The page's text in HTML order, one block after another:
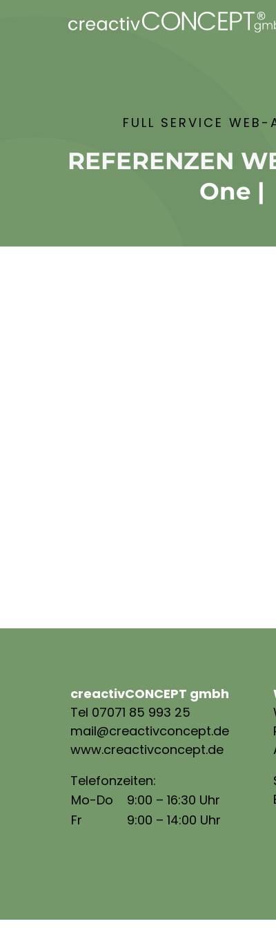
FULL SERVICE WEB-
REFERENZEN
One-Pa
creactivCONCEPT gmbh
Tel 07071 85 993 25
mail@creactivconcept.de
www.creactivconcept.de
Telefonzeiten:
Mo-Do
9:00 – 16:30 Uhr
Fr
9:00 – 14:00 Uhr